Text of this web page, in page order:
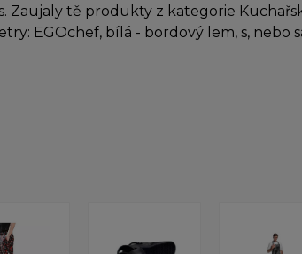
Zaujaly tě produkty z kategorie
EGOchef, bílá - bordový lem, s, nebo